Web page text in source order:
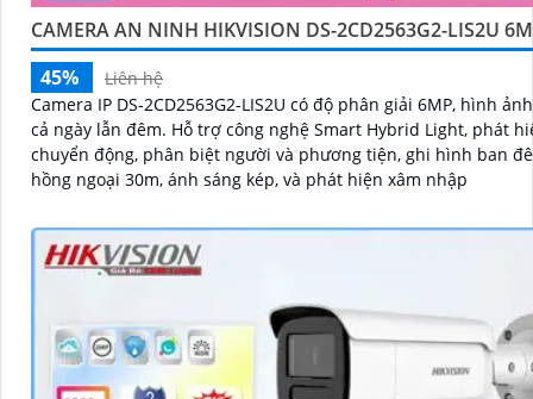
CAMERA AN NINH HIKVISION DS-2CD2563G2-LIS2U
45%
Liên hệ
Camera IP DS-2CD2563G2-LIS2U có độ phân giải 6MP, hình
cả ngày lẫn đêm. Hỗ trợ công nghệ Smart Hybrid Light, phát hiện
chuyển động, phân biệt người và phương tiện, ghi hình ban
hồng ngoại 30m, ánh sáng kép, và phát hiện xâm nhập